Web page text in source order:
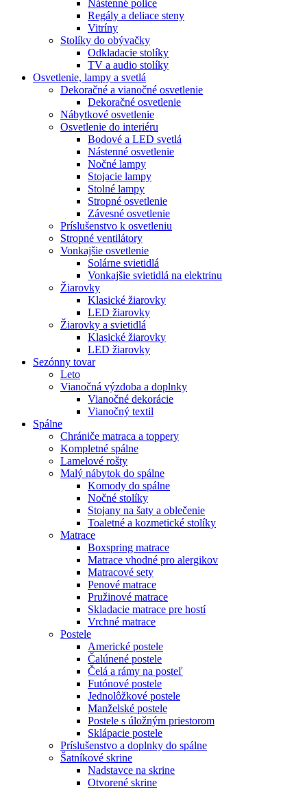
Nástenné police
Regály a deliace steny
Vitríny
Stolíky do obývačky
Odkladacie stolíky
TV a audio stolíky
Osvetlenie, lampy a svetlá
Dekoračné a vianočné osvetlenie
Dekoračné osvetlenie
Nábytkové osvetlenie
Osvetlenie do interiéru
Bodové a LED svetlá
Nástenné osvetlenie
Nočné lampy
Stojacie lampy
Stolné lampy
Stropné osvetlenie
Závesné osvetlenie
Príslušenstvo k osvetleniu
Stropné ventilátory
Vonkajšie osvetlenie
Solárne svietidlá
Vonkajšie svietidlá na elektrinu
Žiarovky
Klasické žiarovky
LED žiarovky
Žiarovky a svietidlá
Klasické žiarovky
LED žiarovky
Sezónny tovar
Leto
Vianočná výzdoba a doplnky
Vianočné dekorácie
Vianočný textil
Spálne
Chrániče matraca a toppery
Kompletné spálne
Lamelové rošty
Malý nábytok do spálne
Komody do spálne
Nočné stolíky
Stojany na šaty a oblečenie
Toaletné a kozmetické stolíky
Matrace
Boxspring matrace
Matrace vhodné pro alergikov
Matracové sety
Penové matrace
Pružinové matrace
Skladacie matrace pre hostí
Vrchné matrace
Postele
Americké postele
Čalúnené postele
Čelá a rámy na posteľ
Futónové postele
Jednolôžkové postele
Manželské postele
Postele s úložným priestorom
Sklápacie postele
Príslušenstvo a doplnky do spálne
Šatníkové skrine
Nadstavce na skrine
Otvorené skrine